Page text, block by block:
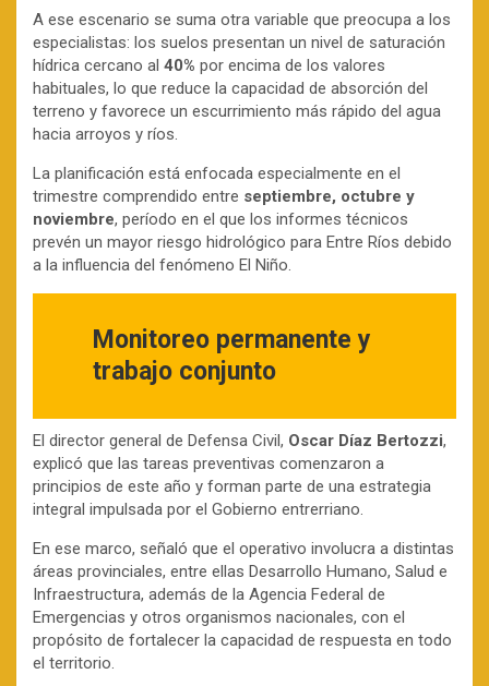
A ese escenario se suma otra variable que preocupa a los
especialistas: los suelos presentan un nivel de saturación
hídrica cercano al 40% por encima de los valores
habituales, lo que reduce la capacidad de absorción del
terreno y favorece un escurrimiento más rápido del agua
hacia arroyos y ríos.
La planificación está enfocada especialmente en el
trimestre comprendido entre septiembre, octubre y
noviembre, período en el que los informes técnicos
prevén un mayor riesgo hidrológico para Entre Ríos debido
a la influencia del fenómeno El Niño.
Monitoreo permanente y
trabajo conjunto
El director general de Defensa Civil, Oscar Díaz Bertozzi,
explicó que las tareas preventivas comenzaron a
principios de este año y forman parte de una estrategia
integral impulsada por el Gobierno entrerriano.
En ese marco, señaló que el operativo involucra a distintas
áreas provinciales, entre ellas Desarrollo Humano, Salud e
Infraestructura, además de la Agencia Federal de
Emergencias y otros organismos nacionales, con el
propósito de fortalecer la capacidad de respuesta en todo
el territorio.